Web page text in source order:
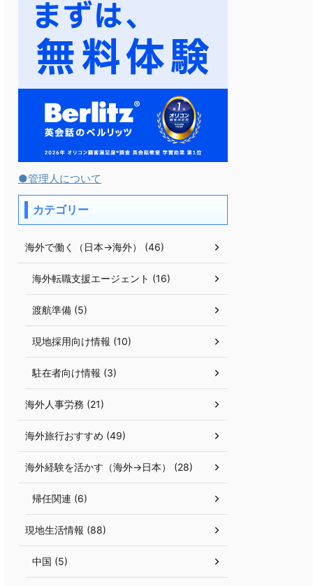
●管理人について
カテゴリー
海外で働く（日本→海外） (46)
海外転職支援エージェント (16)
渡航準備 (5)
現地採用向け情報 (10)
駐在者向け情報 (3)
海外人事労務 (21)
海外旅行おすすめ (49)
海外経験を活かす（海外→日本） (28)
帰任関連 (6)
現地生活情報 (88)
中国 (5)